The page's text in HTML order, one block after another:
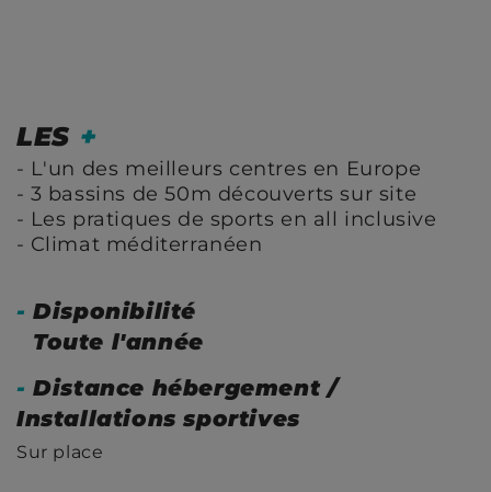
LES +
L'un des meilleurs centres en Europe
3 bassins de 50m découverts sur site
Les pratiques de sports en all inclusive
Climat méditerranéen
- Disponibilité
Toute l'année
- Distance hébergement /
Installations sportives
Sur place